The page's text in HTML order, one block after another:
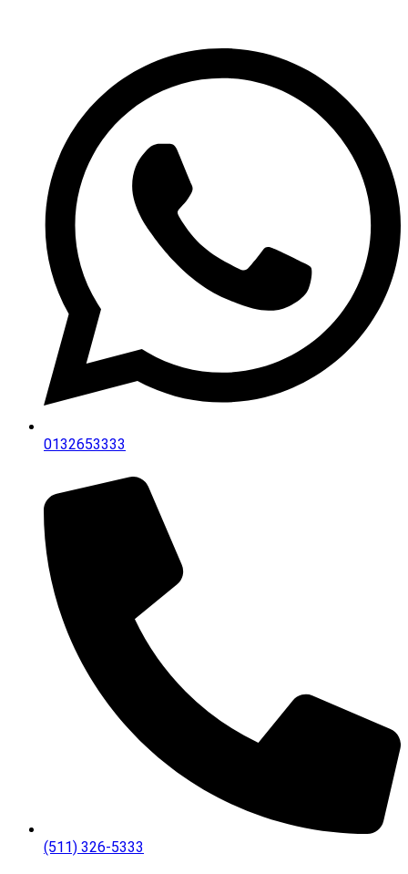
0132653333
(511) 326-5333